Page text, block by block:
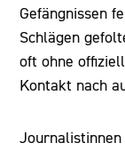
Gefängnissen
Schlägen
oft ohne
Kontakt nach